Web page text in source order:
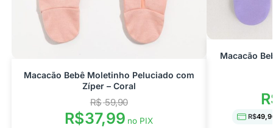
Macacão Bebê Moletinho Peluciado com
Zíper – Coral
R$59,90
R$37,99 no PIX
Macacão
R$